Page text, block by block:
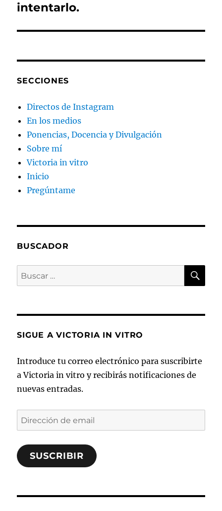
siguiente:
intentarlo.
SECCIONES
Directos de Instagram
En los medios
Ponencias, Docencia y Divulgación
Sobre mí
Victoria in vitro
Inicio
Pregúntame
BUSCADOR
Buscar
por:
SIGUE A VICTORIA IN VITRO
Introduce tu correo electrónico para suscribirte
a Victoria in vitro y recibirás notificaciones de
nuevas entradas.
Dirección
de
email
SUSCRIBIR